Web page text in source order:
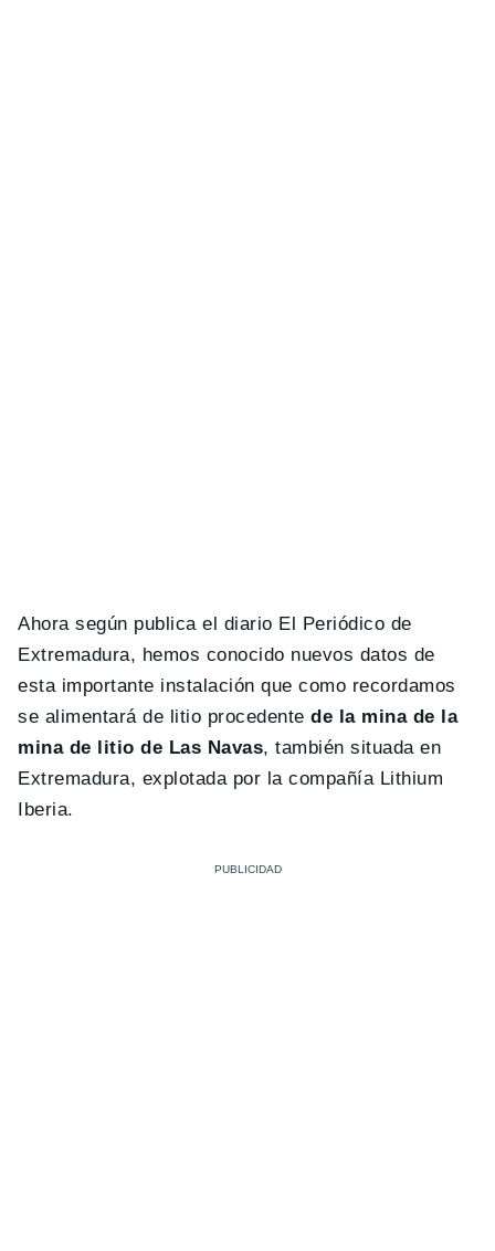
Ahora según publica el diario El Periódico de
Extremadura, hemos conocido nuevos datos de
esta importante instalación que como recordamos
se alimentará de litio procedentede la mina de la
mina de litio de Las Navas, también situada en
Extremadura, explotada por la compañía Lithium
Iberia.